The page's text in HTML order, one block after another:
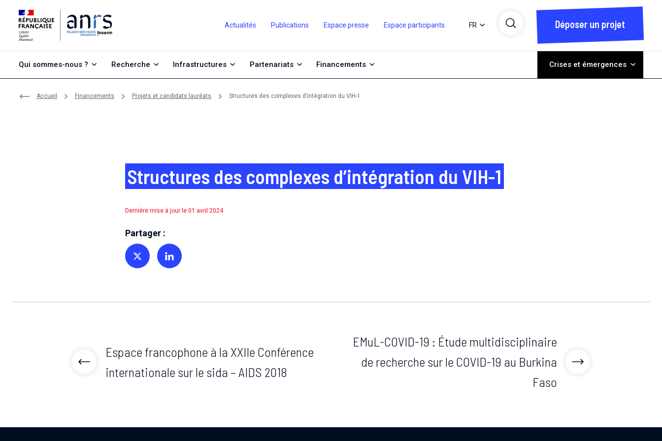
Actualités Publications Espace presse Espace participants FR Déposer un projet
Qui sommes-nous ? Recherche Infrastructures Partenariats Financements Crises et émergences
Accueil Financements Projets et candidats lauréats Structures des complexes d’intégration du VIH-1
Structures des complexes d’intégration du VIH-1
Dernière mise à jour le 01 avril 2024
Partager :
Partager sur TwitterPartager sur Linkedin
Espace francophone à la XXIIe Conférence
internationale sur le sida – AIDS 2018
EMuL-COVID-19 : Étude multidisciplinaire
de recherche sur le COVID-19 au Burkina
Faso